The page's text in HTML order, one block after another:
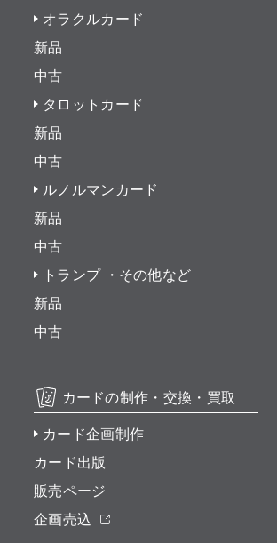
オラクルカード
新品
中古
タロットカード
新品
中古
ルノルマンカード
新品
中古
トランプ ・その他など
新品
中古
カードの制作・交換・買取
カード企画制作
カード出版
販売ページ
企画売込